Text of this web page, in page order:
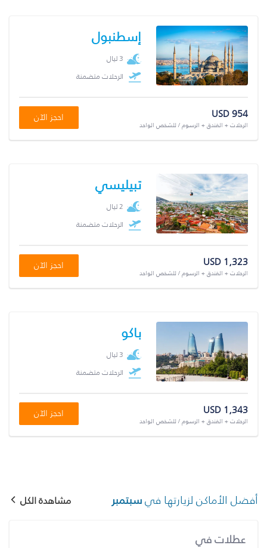
إسطنبول
3 ليال
الرحلات متضمنة
USD 954
الرحلات + الفندق + الرسوم / للشخص الواحد
احجز الآن
تبيليسي
2 ليال
الرحلات متضمنة
USD 1,323
الرحلات + الفندق + الرسوم / للشخص الواحد
احجز الآن
باكو
3 ليال
الرحلات متضمنة
USD 1,343
الرحلات + الفندق + الرسوم / للشخص الواحد
احجز الآن
أفضل الأماكن لزيارتها فيسبتمبر مشاهدة الكل
عطلات في